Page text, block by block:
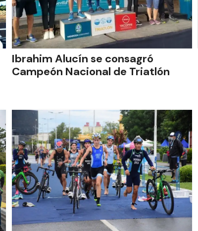
Ibrahim Alucín se consagró
Campeón Nacional de Triatlón